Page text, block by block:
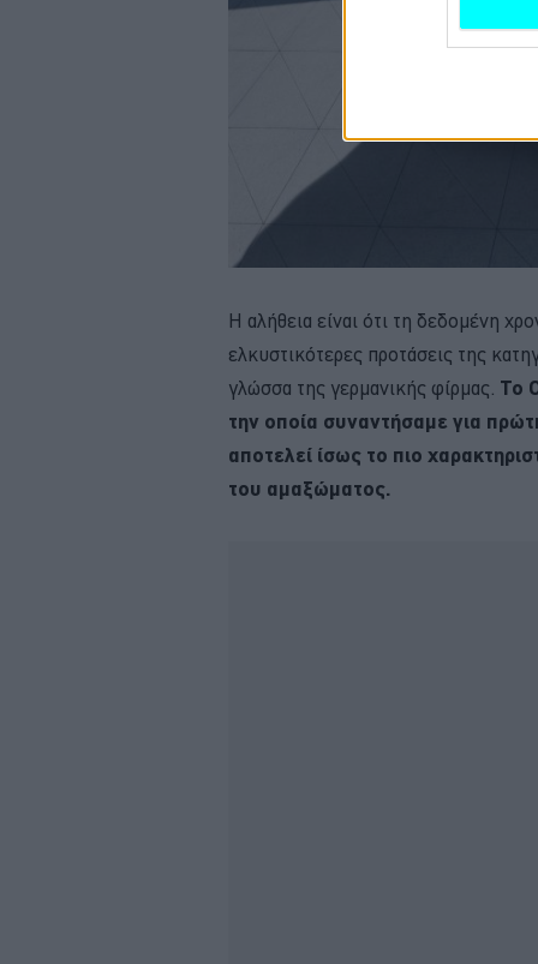
Η αλήθεια είναι ότι τη δεδομένη
ελκυστικότερες προτάσεις της
γλώσσα της γερμανικής φίρμας. To
την οποία συναντήσαμε για
αποτελεί ίσως το πιο
του αμαξώματος.